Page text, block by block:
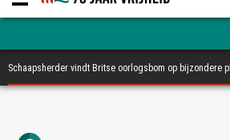
Schaapsherder vindt Britse oorlogsbom op bijzondere